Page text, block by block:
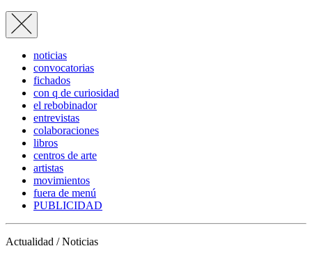
noticias
convocatorias
fichados
con q de curiosidad
el rebobinador
entrevistas
colaboraciones
libros
centros de arte
artistas
movimientos
fuera de menú
PUBLICIDAD
Actualidad / Noticias